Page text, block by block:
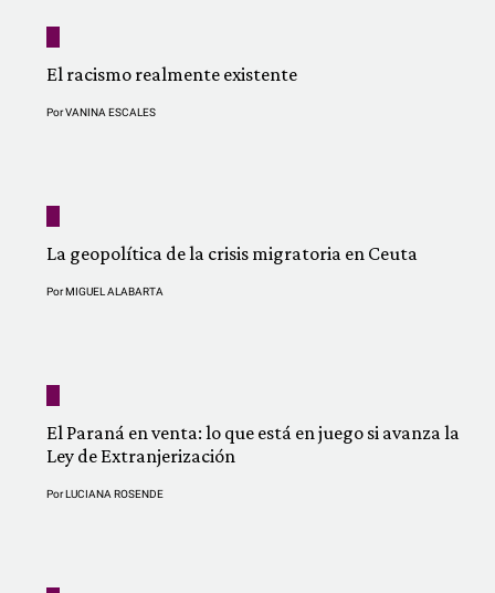
El racismo realmente existente
PorVANINA ESCALES
La geopolítica de la crisis migratoria en Ceuta
PorMIGUEL ALABARTA
El Paraná en venta: lo que está en juego si avanza la
Ley de Extranjerización
PorLUCIANA ROSENDE